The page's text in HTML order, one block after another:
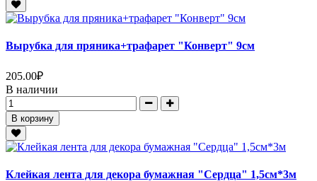
Вырубка для пряника+трафарет "Конверт" 9см
205.00₽
В наличии
В корзину
Клейкая лента для декора бумажная "Сердца" 1,5см*3м